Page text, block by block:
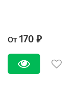
От 170 ₽